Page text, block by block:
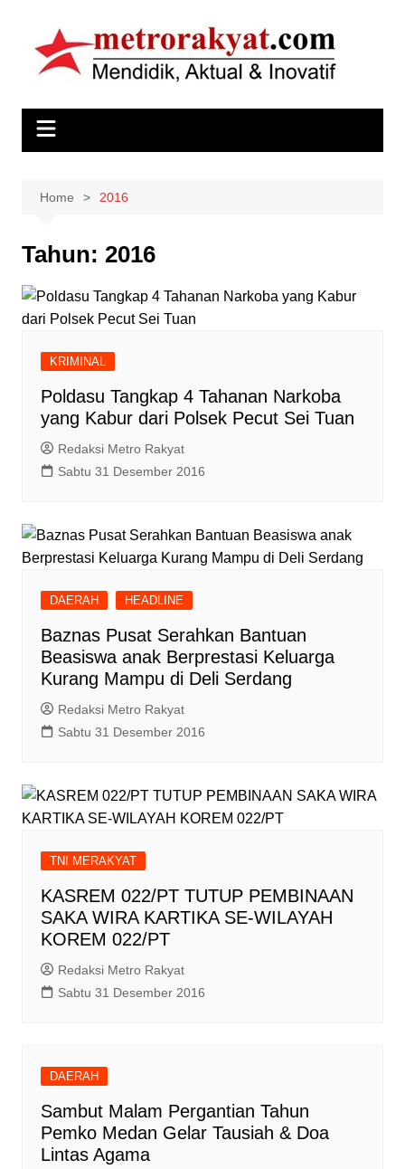
content
Home 2016
Tahun: 2016
KRIMINAL
Poldasu Tangkap 4 Tahanan Narkoba
yang Kabur dari Polsek Pecut Sei Tuan
Redaksi Metro Rakyat
Sabtu 31 Desember 2016
DAERAH HEADLINE
Baznas Pusat Serahkan Bantuan
Beasiswa anak Berprestasi Keluarga
Kurang Mampu di Deli Serdang
Redaksi Metro Rakyat
Sabtu 31 Desember 2016
TNI MERAKYAT
KASREM 022/PT TUTUP PEMBINAAN
SAKA WIRA KARTIKA SE-WILAYAH
KOREM 022/PT
Redaksi Metro Rakyat
Sabtu 31 Desember 2016
DAERAH
Sambut Malam Pergantian Tahun
Pemko Medan Gelar Tausiah & Doa
Lintas Agama